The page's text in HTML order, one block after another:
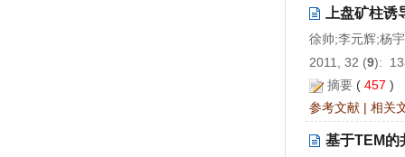
上盘矿柱
徐帅;李元辉;杨
2011, 32 (9):
摘要 ( 457 )
参考文献 | 相关
基于TEM的